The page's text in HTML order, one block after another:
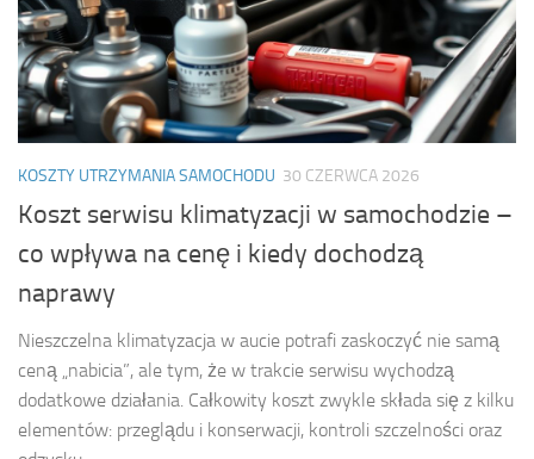
KOSZTY UTRZYMANIA SAMOCHODU 30 CZERWCA 2026
Koszt serwisu klimatyzacji w samochodzie –
co wpływa na cenę i kiedy dochodzą
naprawy
Nieszczelna klimatyzacja w aucie potrafi zaskoczyć nie samą
ceną „nabicia”, ale tym, że w trakcie serwisu wychodzą
dodatkowe działania. Całkowity koszt zwykle składa się z kilku
elementów: przeglądu i konserwacji, kontroli szczelności oraz